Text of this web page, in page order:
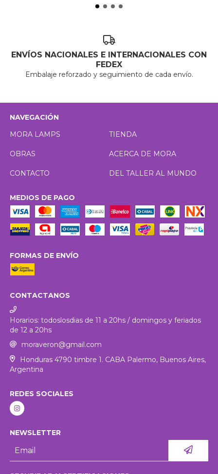
ENVÍOS NACIONALES E INTERNACIONALES CON
FEDEX
Embalaje reforzado y seguimiento de cada envío.
NAVEGACIÓN
MORA LAMPS
TIENDA
OBRAS ACERCA DE MORA
CONTACTO DEL TALLER AL MUNDO
MEDIOS DE PAGO
FORMAS DE ENVÍO
CONTACTANOS
Horarios: todoslosdias de 11 a 20hs / domingos y feriados
de 12 a 20hs
moraveron@gmail.com
Honduras 4790 timbre 1. CABA Palermo, Buenos Aires,
Argentina
REDES SOCIALES
NEWSLETTER